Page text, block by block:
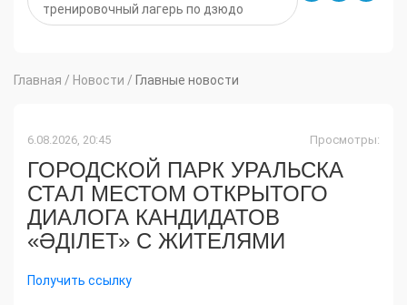
тренировочный лагерь по дзюдо
Главная / Новости / Главные новости
6.08.2026, 20:45 Просмотры:
ГОРОДСКОЙ ПАРК УРАЛЬСКА
СТАЛ МЕСТОМ ОТКРЫТОГО
ДИАЛОГА КАНДИДАТОВ
«ӘДІЛЕТ» С ЖИТЕЛЯМИ
Получить ссылку